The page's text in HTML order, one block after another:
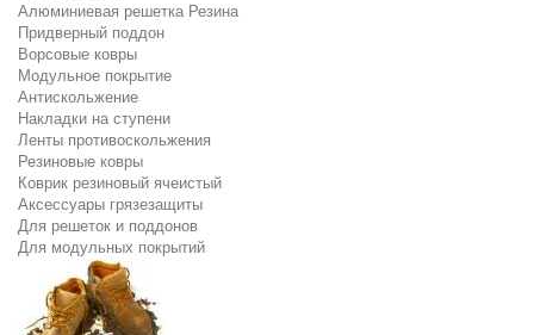
Алюминиевая решетка Резина
Придверный поддон
Ворсовые ковры
Модульное покрытие
Антискольжение
Накладки на ступени
Ленты противоскольжения
Резиновые ковры
Коврик резиновый ячеистый
Аксессуары грязезащиты
Для решеток и поддонов
Для модульных покрытий